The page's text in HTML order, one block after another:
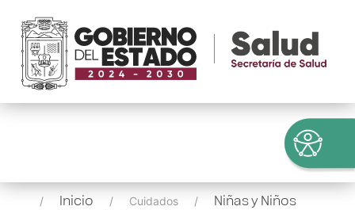
Inicio Cuidados Niñas y Niños